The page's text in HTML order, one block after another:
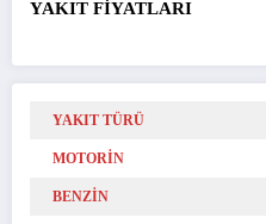
YAKIT FİYATLARI
YAKIT TÜRÜ
MOTORİN
BENZİN